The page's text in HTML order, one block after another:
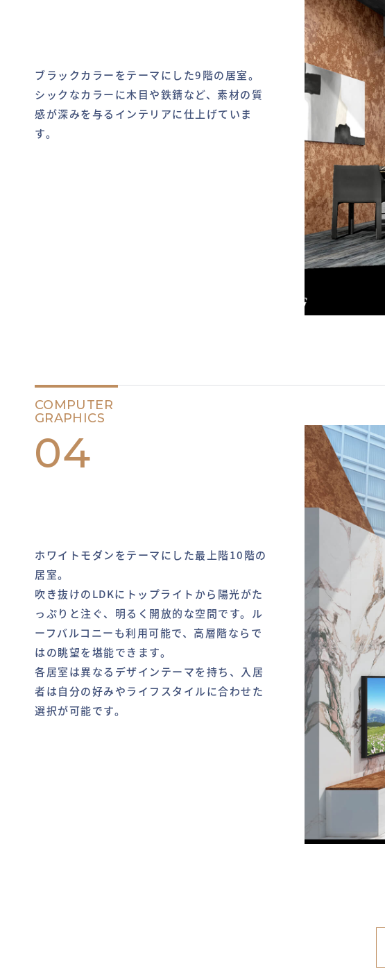
ブラックカラーをテーマにした9階の居室。
シックなカラーに木目や鉄錆など、素材の質
感が深みを与るインテリアに仕上げていま
す。
COMPUTER
GRAPHICS
04
ホワイトモダンをテーマにした最上階10階の
居室。
吹き抜けのLDKにトップライトから陽光がた
っぷりと注ぐ、明るく開放的な空間です。ル
ーフバルコニーも利用可能で、高層階ならで
はの眺望を堪能できます。
各居室は異なるデザインテーマを持ち、入居
者は自分の好みやライフスタイルに合わせた
選択が可能です。